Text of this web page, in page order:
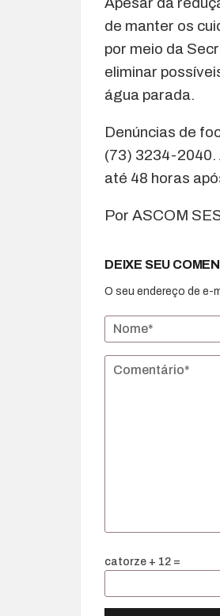
de manter os
por meio da
eliminar
água parada.
Denúncias de
(73) 3234-2040.
até 48 horas
Por ASCOM
DEIXE SEU
O seu endereço de e-
catorze + 12 =